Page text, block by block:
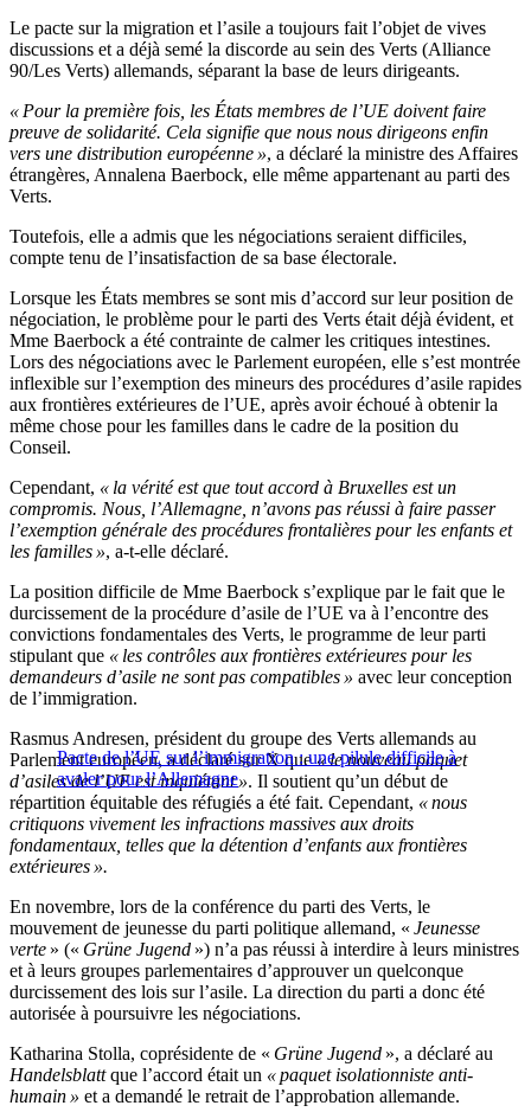
Le pacte sur la migration et l’asile a toujours fait l’objet de vives
discussions et a déjà semé la discorde au sein des Verts (Alliance
90/Les Verts) allemands, séparant la base de leurs dirigeants.
« Pour la première fois, les États membres de l’UE doivent faire
preuve de solidarité. Cela signifie que nous nous dirigeons enfin
vers une distribution européenne », a déclaré la ministre des Affaires
étrangères, Annalena Baerbock, elle même appartenant au parti des
Verts.
Toutefois, elle a admis que les négociations seraient difficiles,
compte tenu de l’insatisfaction de sa base électorale.
Lorsque les États membres se sont mis d’accord sur leur position de
négociation, le problème pour le parti des Verts était déjà évident, et
Mme Baerbock a été contrainte de calmer les critiques intestines.
Lors des négociations avec le Parlement européen, elle s’est montrée
inflexible sur l’exemption des mineurs des procédures d’asile rapides
aux frontières extérieures de l’UE, après avoir échoué à obtenir la
même chose pour les familles dans le cadre de la position du
Conseil.
Cependant, « la vérité est que tout accord à Bruxelles est un
compromis. Nous, l’Allemagne, n’avons pas réussi à faire passer
l’exemption générale des procédures frontalières pour les enfants et
les familles », a-t-elle déclaré.
La position difficile de Mme Baerbock s’explique par le fait que le
durcissement de la procédure d’asile de l’UE va à l’encontre des
convictions fondamentales des Verts, le programme de leur parti
stipulant que « les contrôles aux frontières extérieures pour les
demandeurs d’asile ne sont pas compatibles » avec leur conception
de l’immigration.
Pacte de l’UE sur l’immigration : une pilule difficile à
avaler pour l’Allemagne
Rasmus Andresen, président du groupe des Verts allemands au
Parlement européen, a déclaré sur X que« le nouveau paquet
d’asiles de l’UE est inquiétant ». Il soutient qu’un début de
répartition équitable des réfugiés a été fait. Cependant, « nous
critiquons vivement les infractions massives aux droits
fondamentaux, telles que la détention d’enfants aux frontières
extérieures ».
En novembre, lors de la conférence du parti des Verts, le
mouvement de jeunesse du parti politique allemand, « Jeunesse
verte » (« Grüne Jugend ») n’a pas réussi à interdire à leurs ministres
et à leurs groupes parlementaires d’approuver un quelconque
durcissement des lois sur l’asile. La direction du parti a donc été
autorisée à poursuivre les négociations.
Katharina Stolla, coprésidente de « Grüne Jugend », a déclaré au
Handelsblattque l’accord était un « paquet isolationniste anti-
humain » et a demandé le retrait de l’approbation allemande.